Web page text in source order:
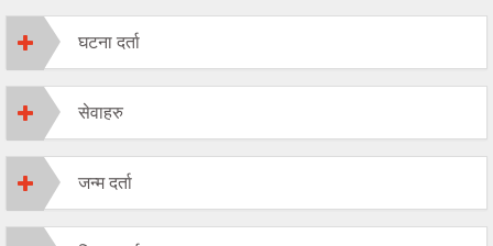
घटना दर्ता
सेवाहरु
जन्म दर्ता